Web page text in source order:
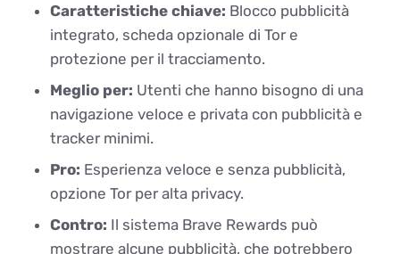
Caratteristiche chiave: Blocco pubblicità
integrato, scheda opzionale di Tor e
protezione per il tracciamento.
Meglio per: Utenti che hanno bisogno di una
navigazione veloce e privata con pubblicità e
tracker minimi.
Pro: Esperienza veloce e senza pubblicità,
opzione Tor per alta privacy.
Contro: Il sistema Brave Rewards può
mostrare alcune pubblicità, che potrebbero